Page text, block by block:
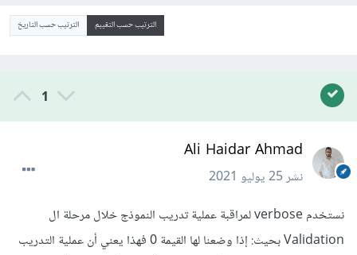
الترتيب حسب التقييم الترتيب حسب التاريخ
1
Ali Haidar Ahmad
نشر25 يوليو 2021
نستخدم verbose لمراقبة عملية تدريب النموذج خلال مرحلة ال
Validation بحيث: إذا وضعنا لها القيمة 0 فهذا يعني أن عملية التدريب